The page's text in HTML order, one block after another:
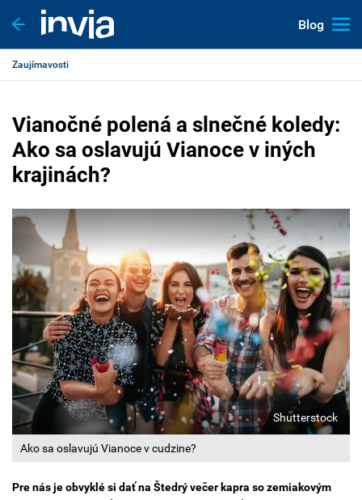
Blog
Zaujímavosti
Vianočné polená a slnečné koledy:
Ako sa oslavujú Vianoce v iných
krajinách?
Ako sa oslavujú Vianoce v cudzine?
Shutterstock
Pre nás je obvyklé si dať na Štedrý večer kapra so zemiakovým